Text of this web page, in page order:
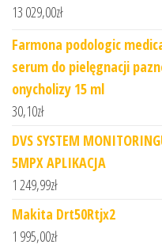
13 029,00zł
Farmona podologic
serum do pielęgnacji
onycholizy 15 ml
30,10zł
DVS SYSTEM
5MPX APLIKACJA
1 249,99zł
Makita Drt50Rtjx2
1 995,00zł